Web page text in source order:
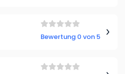
Bewertung 0 von 5